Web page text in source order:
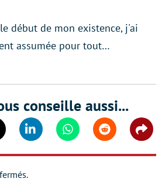
début de mon existence, j'ai
assumée pour tout…
conseille aussi...
Linkedin WhatsappReddit